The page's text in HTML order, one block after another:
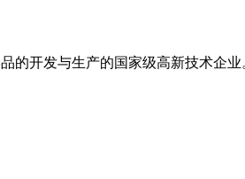
的开发与生产的国家级高新技术企业